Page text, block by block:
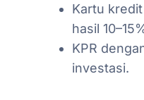
Kartu
hasil
KPR
investasi.